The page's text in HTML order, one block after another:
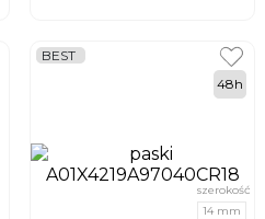
BEST
szerokość
14 mm
48h